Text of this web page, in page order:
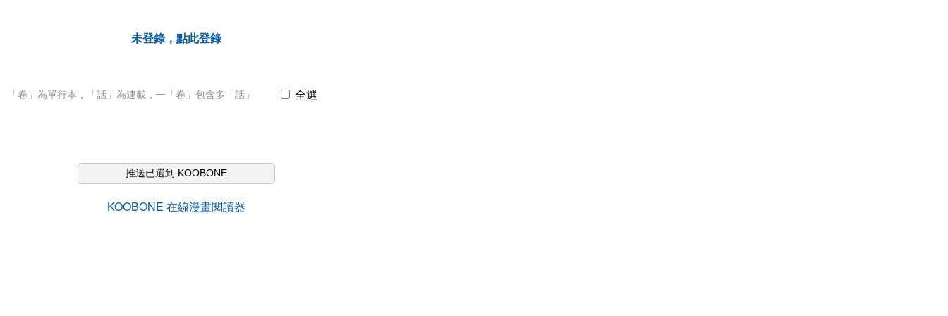
未登錄，點此登錄
「卷」為單行本，「話」為連載，一「卷」包含多「話」 全選
推送已選到 KOOBONE
KOOBONE 在線漫畫閱讀器